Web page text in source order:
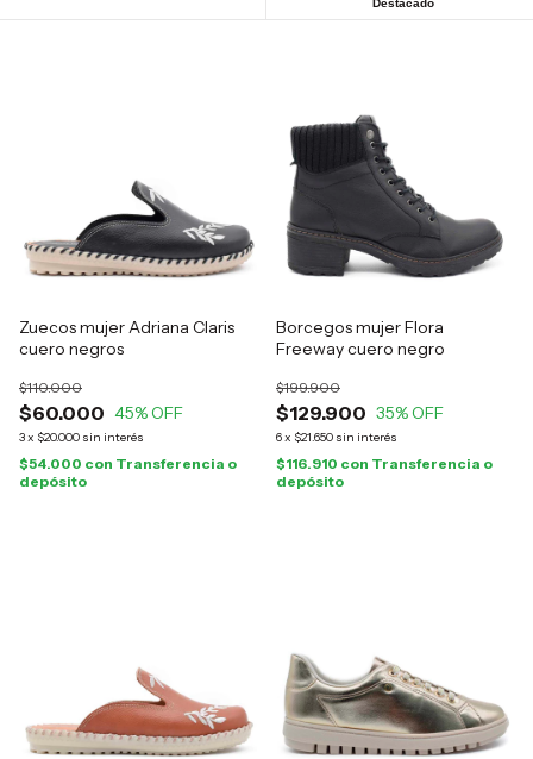
Destacado
Zuecos mujer Adriana Claris
cuero negros
$60.000
$110.000
45% OFF
3x $20.000 sin interés
$54.000 con Transferencia o
depósito
Borcegos mujer Flora
Freeway cuero negro
$129.900
$199.900
35% OFF
6x $21.650 sin interés
$116.910 con Transferencia o
depósito